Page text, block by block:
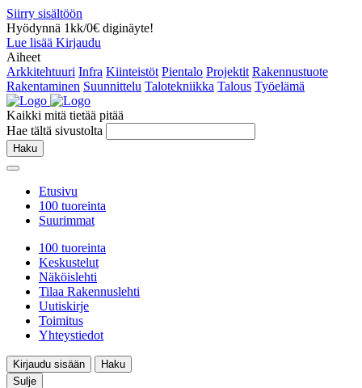
Siirry sisältöön
Hyödynnä 1kk/0€ diginäyte!
Lue lisää Kirjaudu
Aiheet
Arkkitehtuuri Infra Kiinteistöt Pientalo Projektit Rakennustuote
Rakentaminen Suunnittelu Talotekniikka Talous Työelämä
Kaikki mitä tietää pitää
Hae tältä sivustolta
Haku
Etusivu
100 tuoreinta
Suurimmat
100 tuoreinta
Keskustelut
Näköislehti
Tilaa Rakennuslehti
Uutiskirje
Toimitus
Yhteystiedot
Kirjaudu sisään
Haku
Sulje